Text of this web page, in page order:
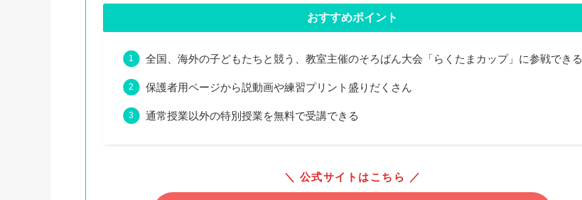
おすすめポイント
全国、海外の子どもたちと競う、教室主催のそろばん大会「らくたまカップ」に参戦できる
保護者用ページから説動画や練習プリント盛りだくさん
通常授業以外の特別授業を無料で受講できる
＼ 公式サイトはこちら ／